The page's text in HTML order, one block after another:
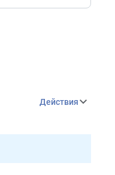
Действия